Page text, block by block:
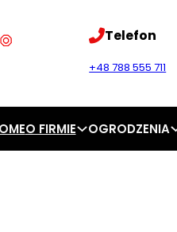
Telefon
+48 788 555 711
O FIRMIE OGRODZENIA